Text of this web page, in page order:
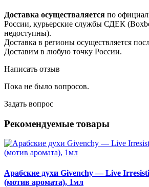
Доставка осуществаляется по
России, курьерские службы СДЕК
недоступны).
Доставка в регионы осуществляется
Доставим в любую точку России.
Написать отзыв
Пока не было вопросов.
Задать вопрос
Рекомендуемые товары
Арабские духи Givenchy — Live
(мотив аромата), 1мл